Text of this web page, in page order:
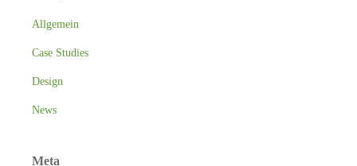
Allgemein
Case Studies
Design
News
Meta